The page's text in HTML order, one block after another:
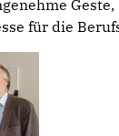
für die